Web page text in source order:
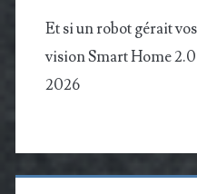
Et si un robot gérait
vision Smart Home
2026